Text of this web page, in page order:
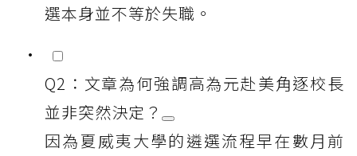
選本身並不等於失職。
Q2：文章為何強調高為元赴美角逐校長
並非突然決定？
因為夏威夷大學的遴選流程早在數月前